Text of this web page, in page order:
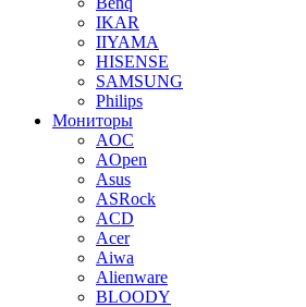
IKAR
IIYAMA
HISENSE
SAMSUNG
Philips
Мониторы
AOC
AOpen
Asus
ASRock
ACD
Acer
Aiwa
Alienware
BLOODY